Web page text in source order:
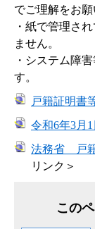
でご理解をお願
・紙で管理さ
ません。
・システム障
す。
戸籍証明書
令和6年3月
法務省 戸
リンク＞
この